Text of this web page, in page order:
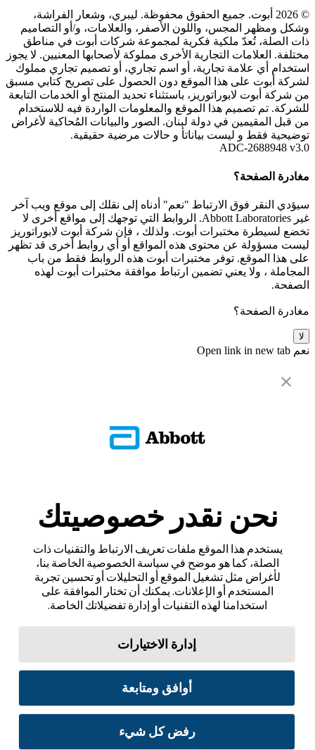
© 2026 أبوت. جميع الحقوق محفوظة. ليبري، وشعار الفراشة،
وشكل ومظهر المجس، واللون الأصفر، والعلامات، و/أو التصاميم
ذات الصلة، تُعدّ ملكية فكرية لمجموعة شركات أبوت في مناطق
مختلفة. العلامات التجارية الأخرى مملوكة لأصحابها المعنيين. لا يجوز
استخدام أي علامة تجارية، أو اسم تجاري، أو تصميم تجاري مملوك
لشركة أبوت على هذا الموقع دون الحصول على تصريح كتابي مسبق
من شركة أبوت لابوراتوريز، باستثناء تحديد المنتج أو الخدمات التابعة
للشركة. تم تصميم هذا الموقع والمعلومات الواردة فيه للاستخدام
من قبل المقيمين في دولة لبنان. الصور والبيانات المُحاكية لأغراض
توضيحية فقط و ليست بياناتأ و حالات مرضية حقيقية.
ADC-2688948 v3.0
مغادرة الصفحة؟
سيؤدي النقر فوق الارتباط "نعم" أدناه إلى نقلك إلى موقع ويب آخر
غير Abbott Laboratories. الروابط التي توجهك إلى مواقع أخرى لا
تخضع لسيطرة مختبرات أبوت. ولذلك ، فإن شركة أبوت لابوراتوريز
ليست مسؤولة عن محتوى هذه المواقع أو أي روابط أخرى قد تظهر
على هذا الموقع. توفر مختبرات أبوت هذه الروابط فقط من باب
المجاملة ، ولا يعني تضمين ارتباط موافقة مختبرات أبوت لهذه
الصفحة.
مغادرة الصفحة؟
لا
نعم Open link in new tab
نحن نقدر خصوصيتك
يستخدم هذا الموقع ملفات تعريف الارتباط والتقنيات ذات
الصلة، كما هو موضح في سياسة الخصوصية الخاصة بنا،
لأغراض مثل تشغيل الموقع أو التحليلات أو تحسين تجربة
المستخدم أو الإعلانات. يمكنك أن تختار الموافقة على
استخدامنا لهذه التقنيات أو إدارة تفضيلاتك الخاصة.
إدارة الاختيارات
أوافق ومتابعة
رفض كل شيء